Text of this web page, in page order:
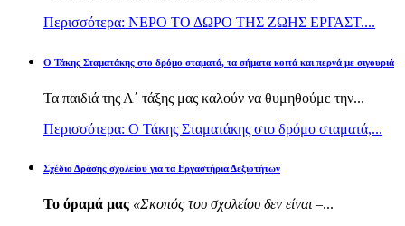
Περισσότερα: ΝΕΡΟ ΤΟ ΔΩΡΟ ΤΗΣ ΖΩΗΣ ΕΡΓΑΣΤ....
Ο Τάκης Σταματάκης στο δρόμο σταματά, τα σήματα κοιτά και περνά με σιγουριά
Τα παιδιά της Α΄ τάξης μας καλούν να θυμηθούμε την...
Περισσότερα: Ο Τάκης Σταματάκης στο δρόμο σταματά,...
Σχέδιο Δράσης σχολείου για τα Εργαστήρια Δεξιοτήτων
Το όραμά μας «Σκοπός του σχολείου δεν είναι –...